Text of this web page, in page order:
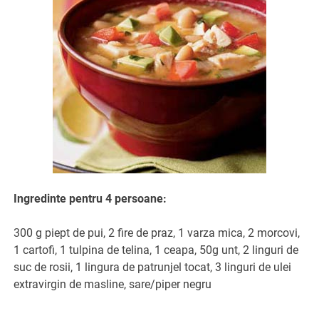
Ingredinte pentru 4 persoane:
300 g piept de pui, 2 fire de praz, 1 varza mica, 2 morcovi,
1 cartofi, 1 tulpina de telina, 1 ceapa, 50g unt, 2 linguri de
suc de rosii, 1 lingura de patrunjel tocat, 3 linguri de ulei
extravirgin de masline, sare/piper negru